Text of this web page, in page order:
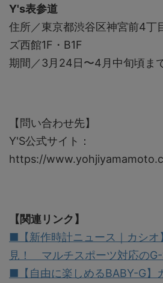
Y's表参道
住所／東京都渋谷区神宮前4丁
ズ西館1F・B1F
期間／3月24日〜4月中旬頃ま
【問い合わせ先】
Y'S公式サイト：
https://
【関連リンク】
■【新作時計ニュース｜カシオ
見！ マルチスポーツ対応の
■【自由に楽しめるBABY-G】